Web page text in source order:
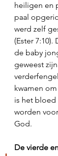
heiligen en
paal
werd zelf
(Ester
de baby
geweest
kwamen
is het
worden
God.
De vierde